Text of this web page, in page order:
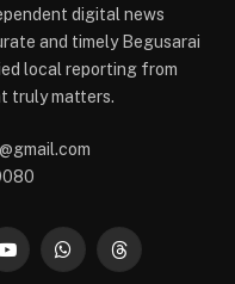
digital news
and timely Begusarai
local reporting from
truly matters.
YouTubeWhatsAppThreads